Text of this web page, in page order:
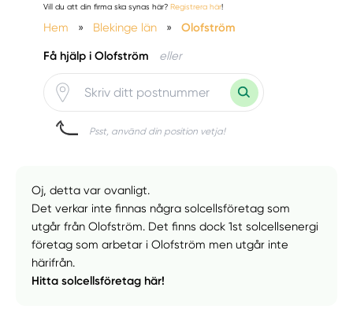
Vill du att din firma ska synas här? Registrera här!
Hem » Blekinge län » Olofström
Få hjälp i Olofström eller
Psst, använd din position vetja!
Oj, detta var ovanligt.
Det verkar inte finnas några solcellsföretag som
utgår från Olofström. Det finns dock 1st solcellsenergi
företag som arbetar i Olofström men utgår inte
härifrån.
Hitta solcellsföretag här!